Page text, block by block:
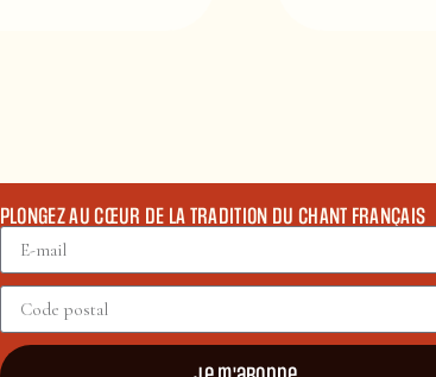
PLONGEZ AU CŒUR DE LA TRADITION DU CHANT FRANÇAIS